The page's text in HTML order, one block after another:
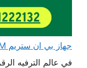
جهاز بي ان ستريم beIN STREAM الكويت مع اشتراك
في عالم الترفيه